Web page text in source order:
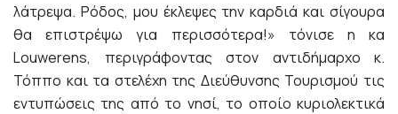
λάτρεψα. Ρόδος, μου έκλεψες την καρδιά και σίγουρα
θα επιστρέψω για περισσότερα!» τόνισε η κα
Louwerens, περιγράφοντας στον αντιδήμαρχο κ.
Τόππο και τα στελέχη της Διεύθυνσης Τουρισμού τις
εντυπώσεις της από το νησί, το οποίο κυριολεκτικά